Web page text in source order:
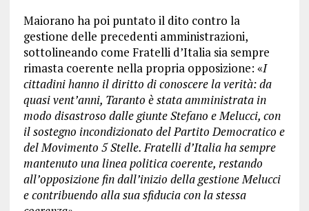
Maiorano ha poi puntato il dito contro la
gestione delle precedenti amministrazioni,
sottolineando come Fratelli d’Italia sia sempre
rimasta coerente nella propria opposizione: «I
cittadini hanno il diritto di conoscere la verità: da
quasi vent’anni, Taranto è stata amministrata in
modo disastroso dalle giunte Stefano e Melucci, con
il sostegno incondizionato del Partito Democratico e
del Movimento 5 Stelle. Fratelli d’Italia ha sempre
mantenuto una linea politica coerente, restando
all’opposizione fin dall’inizio della gestione Melucci
e contribuendo alla sua sfiducia con la stessa